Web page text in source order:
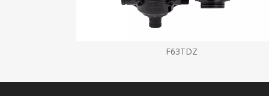
F63TDZ